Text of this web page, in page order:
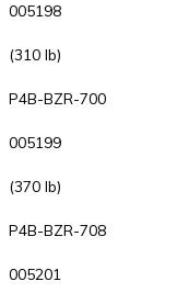
005198
(310 lb)
P4B-BZR-700
005199
(370 lb)
P4B-BZR-708
005201